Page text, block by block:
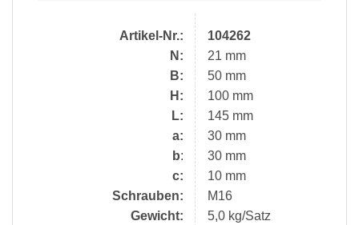
Artikel-Nr.:
N:
B:
H:
L:
a:
b:
c:
Schrauben:
Gewicht:
104262
21 mm
50 mm
100 mm
145 mm
30 mm
30 mm
10 mm
M16
5,0 kg/Satz